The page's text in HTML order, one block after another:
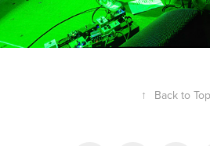
↑ Back to Top